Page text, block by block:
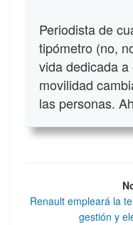
Periodista de
tipómetro (no,
vida dedicada
movilidad
las personas.
Renault empleará la
gestión y